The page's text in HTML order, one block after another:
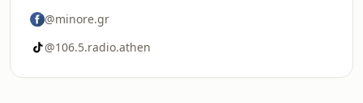
@minore.gr
@106.5.radio.athen